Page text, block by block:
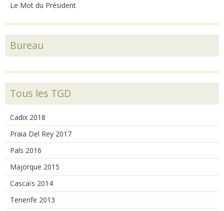
Le Mot du Président
Bureau
Tous les TGD
Cadix 2018
Praia Del Rey 2017
Pals 2016
Majorque 2015
Cascaïs 2014
Tenerife 2013